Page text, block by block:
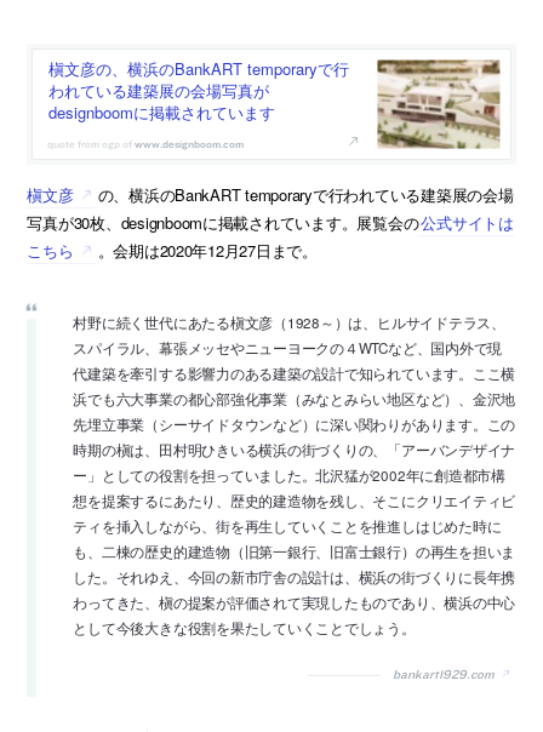
槇文彦の、横浜のBankART temporaryで行
われている建築展の会場写真が
designboomに掲載されています
www.designboom.com
槇文彦
の、横浜のBankART temporaryで行われている建築展の会場
写真が30枚、designboomに掲載されています。展覧会の公式サイトは
こちら
。会期は2020年12月27日まで。
村野に続く世代にあたる槇文彦（1928～）は、ヒルサイドテラス、
スパイラル、幕張メッセやニューヨークの４WTCなど、国内外で現
代建築を牽引する影響力のある建築の設計で知られています。ここ横
浜でも六大事業の都心部強化事業（みなとみらい地区など）、金沢地
先埋立事業（シーサイドタウンなど）に深い関わりがあります。この
時期の槇は、田村明ひきいる横浜の街づくりの、「アーバンデザイナ
ー」としての役割を担っていました。北沢猛が2002年に創造都市構
想を提案するにあたり、歴史的建造物を残し、そこにクリエイティビ
ティを挿入しながら、街を再生していくことを推進しはじめた時に
も、二棟の歴史的建造物（旧第一銀行、旧富士銀行）の再生を担いま
した。それゆえ、今回の新市庁舎の設計は、横浜の街づくりに長年携
わってきた、槇の提案が評価されて実現したものであり、横浜の中心
として今後大きな役割を果たしていくことでしょう。
bankart1929.com